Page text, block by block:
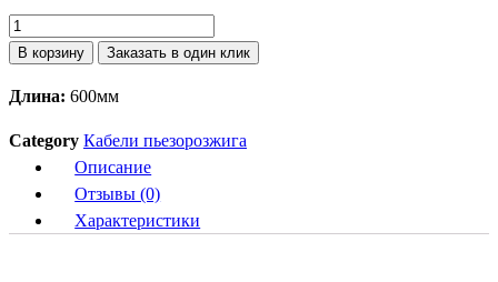
Количество
товара
пьезорозжига
600мм
В корзину Заказать в один клик
Длина: 600мм
Category Кабели пьезорозжига
Описание
Отзывы (0)
Характеристики